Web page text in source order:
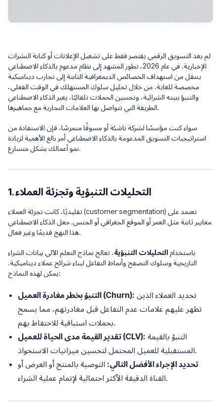
لم يعد التسويق الرقمي يقتصر فقط على تشغيل الإعلانات أو كتابة النشرات
الإخبارية. في عام 2026، تطور المشهد إلى نظام مدعوم بالذكاء الاصطناعي
ينتقل من استهداف الخصائص الديمغرافية الثابتة إلى تجارب ديناميكية
مخصصة للغاية. من خلال تحليل سلوك المستهلك في الوقت الفعلي،
والتنبؤ بنيته الشرائية، وتحسين الحملات تلقائيًا، يغير الذكاء الاصطناعي
الطريقة التي تتواصل بها العلامات التجارية مع جماهيرها.
سواء كنت مؤسسًا لشركة ناشئة أو مسوقًا متمرسًا، فإن الاستفادة من
استراتيجيات التسويق المدعومة بالذكاء الاصطناعي أمر بالغ الأهمية لزيادة
نمو أعمالك بشكل متسارع.
1. التحليلات التنبؤية وتجزئة العملاء
تقليديًا، كانت تجزئة العملاء (customer segmentation) تعتمد على
معايير ثابتة مثل العمر أو الموقع الجغرافي أو الجنس. جعل الذكاء الاصطناعي
هذا النهج قديمًا وغير فعال.
باستخدام التحليلات التنبؤية، تعالج نماذج التعلم الآلي بيانات الشراء
التاريخية وسلوك التصفح وأنماط التفاعل لبناء شرائح عملاء ديناميكية.
يمكن لهذه النماذج:
التنبؤ بخطر مغادرة العميل (Churn):
تظهر عليهم علامات عدم التفاعل قبل مغادرتهم، مما يسمح
بحملات استباقية للاحتفاظ بهم.
تقدير القيمة مدى الحياة للعميل (CLV):
المستقبلية للعميل المحتمل لتحسين ميزانيات الاستحواذ.
تحديد الإجراء الأفضل التالي: التوصية بالمنتج أو العرض أو
القناة الدقيقة الأكثر احتمالية لإتمام عملية الشراء.